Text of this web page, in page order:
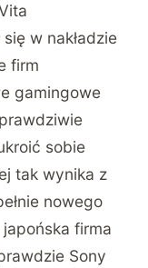
w nakładzie
firm
gamingowe
sobie
tak wynika z
nowego
firma
Sony